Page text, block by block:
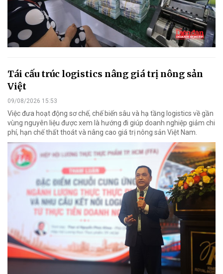
Tái cấu trúc logistics nâng giá trị nông sản
Việt
09/08/2026 15:53
Việc đưa hoạt động sơ chế, chế biến sâu và hạ tầng logistics về gần
vùng nguyên liệu được xem là hướng đi giúp doanh nghiệp giảm chi
phí, hạn chế thất thoát và nâng cao giá trị nông sản Việt Nam.